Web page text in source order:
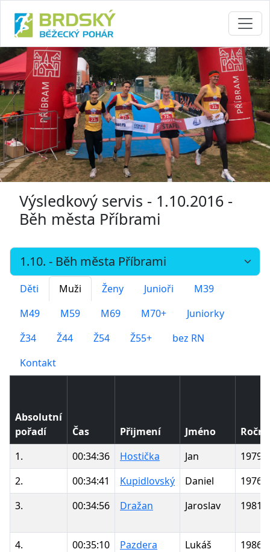
Výsledkový servis - 1.10.2016 -
Běh města Příbrami
Děti Muži Ženy Junioři
M39
M49
M59 M69 M70+
Juniorky
Ž34
Ž44 Ž54 Ž55+
bez RN
Kontakt
Absolutní
pořadí
Čas Přijmení Jméno
1.
00:34:36 Hostička Jan
1979
2.
00:34:41 Kupidlovský Daniel
1976
3.
00:34:56 Dražan Jaroslav 1981
4. 00:35:10 Pazdera Lukáš 1986